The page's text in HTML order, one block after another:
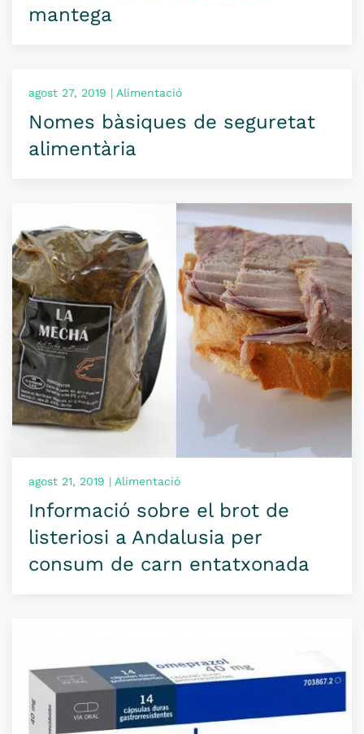
mantega
agost 27, 2019 | Alimentació
Nomes bàsiques de seguretat
alimentària
agost 21, 2019 | Alimentació
Informació sobre el brot de
listeriosi a Andalusia per
consum de carn entatxonada